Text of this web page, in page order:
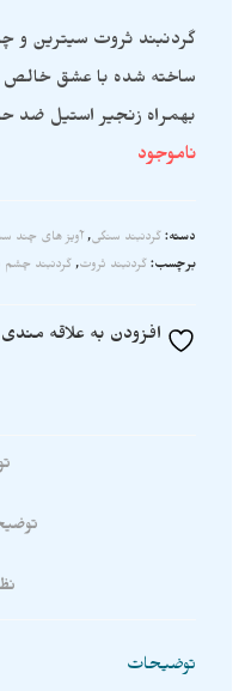
گردنبند ثروت سیترین و
ساخته شده با عشق خالص
بهمراه زنجیر استیل ضد
ناموجود
دسته: گردنبند سنگی, آویز های چند
برچسب: گردنبند ثروت, گردنبند چشم
افزودن به علاقه
توضیحات